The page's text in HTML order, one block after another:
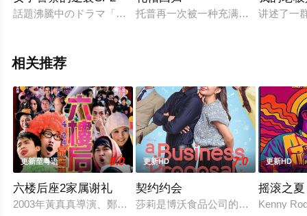
話題沸騰中のドラマ「ハコゾメ」怒涛の後半戦に向けた「特
托普再一次被一种充满乐趣的精神所
讲述了一
相关推荐
更新至粤语 8.0
六楼后座2家属谢礼
2003年黃真真導演、鄭丹瑞編劇的喜劇《六樓后座》拍出香港
更新HD 7.0
契约约会
莎莉是博沃食品公司的食品分析师，
更新HD
摇滚之夏
Kenny